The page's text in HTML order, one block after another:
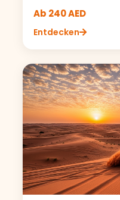
Ab 240 AED
Entdecken